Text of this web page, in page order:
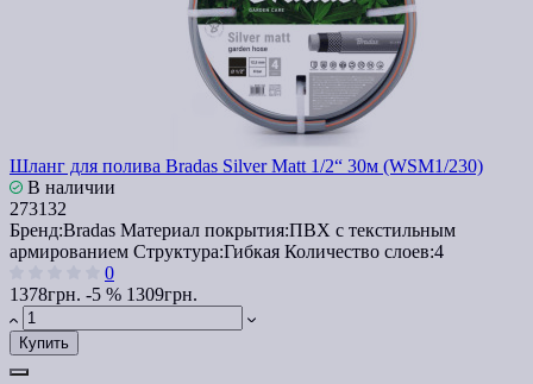
Шланг для полива Bradas Silver Matt 1/2“ 30м (WSM1/230)
В наличии
273132
Бренд:Bradas Материал покрытия:ПВХ с текстильным
армированием Структура:Гибкая Количество слоев:4
0
1378грн. -5 % 1309грн.
Купить